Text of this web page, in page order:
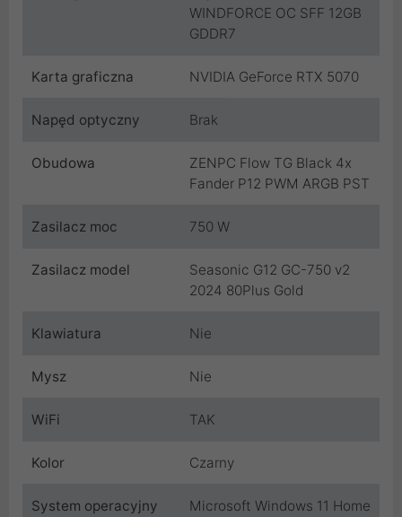
WINDFORCE OC SFF 12GB
GDDR7
Karta graficzna NVIDIA GeForce RTX 5070
Napęd optyczny Brak
Obudowa
ZENPC Flow TG Black 4x
Fander P12 PWM ARGB PST
Zasilacz moc 750 W
Zasilacz model
Seasonic G12 GC-750 v2
2024 80Plus Gold
Klawiatura Nie
Mysz Nie
WiFi TAK
Kolor Czarny
System operacyjny
Microsoft Windows 11 Home